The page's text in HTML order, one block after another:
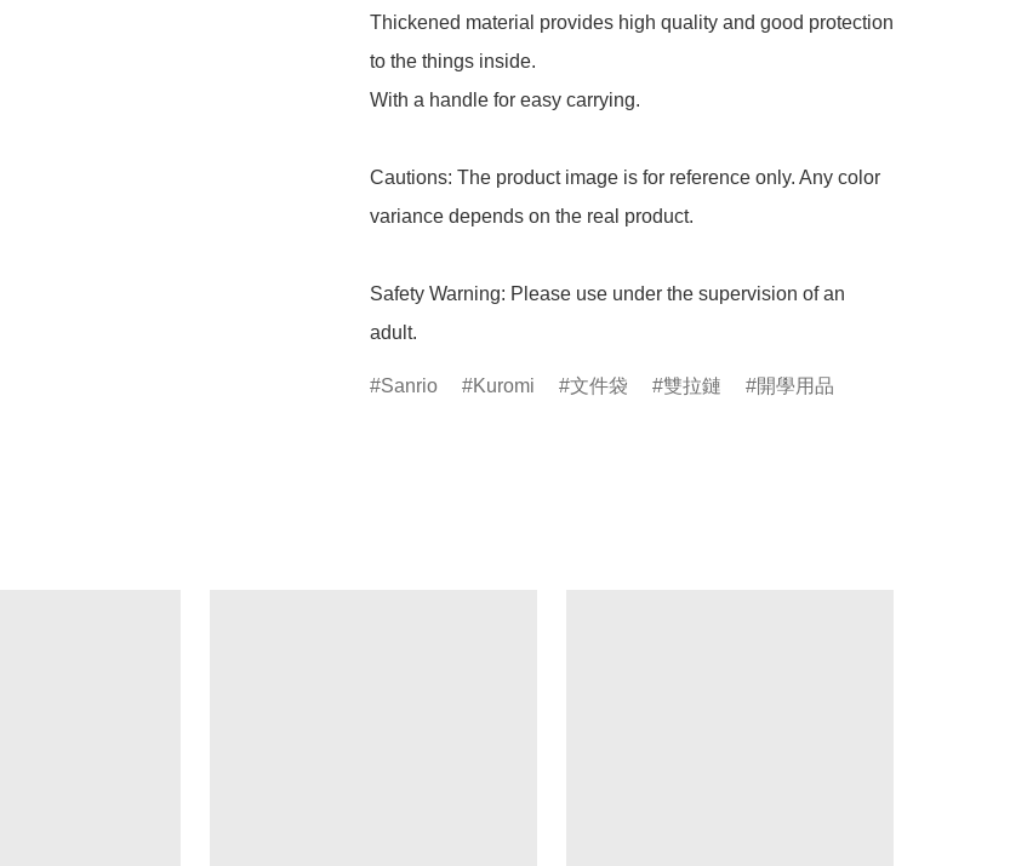
Thickened material provides high quality and good protection
to the things inside.
With a handle for easy carrying.
Cautions: The product image is for reference only. Any color
variance depends on the real product.
Safety Warning: Please use under the supervision of an
adult.
Sanrio Kuromi 文件袋 雙拉鏈 開學用品